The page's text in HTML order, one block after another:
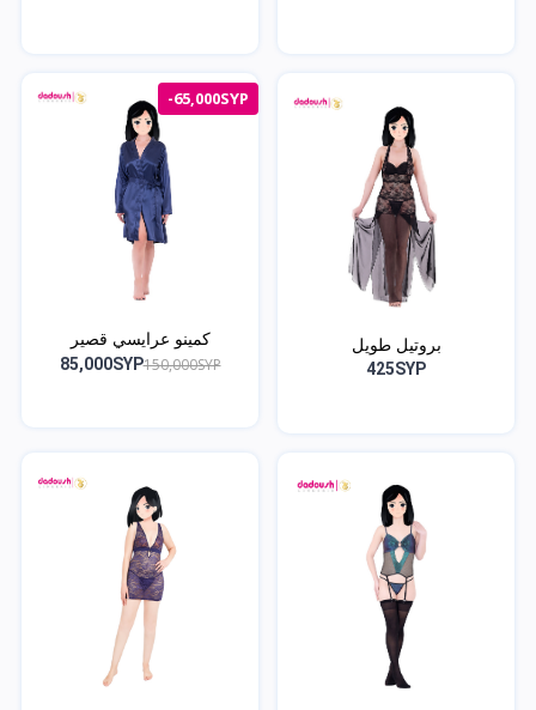
بروتيل طويل
425SYP
-65,000SYP
كمينو عرايسي قصير
150,000SYP
85,000SYP